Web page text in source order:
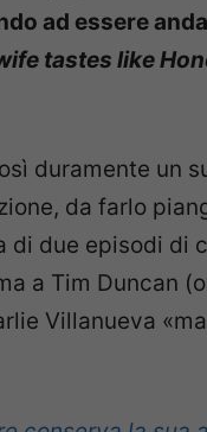
ad essere
tastes like
duramente un
da farlo
di due episodi di
a Tim Duncan
Villanueva